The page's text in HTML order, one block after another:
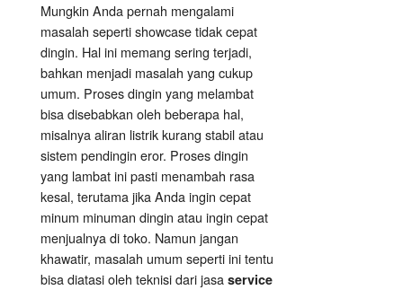
Mungkin Anda pernah mengalami
masalah seperti showcase tidak cepat
dingin. Hal ini memang sering terjadi,
bahkan menjadi masalah yang cukup
umum. Proses dingin yang melambat
bisa disebabkan oleh beberapa hal,
misalnya aliran listrik kurang stabil atau
sistem pendingin eror. Proses dingin
yang lambat ini pasti menambah rasa
kesal, terutama jika Anda ingin cepat
minum minuman dingin atau ingin cepat
menjualnya di toko. Namun jangan
khawatir, masalah umum seperti ini tentu
bisa diatasi oleh teknisi dari jasa service